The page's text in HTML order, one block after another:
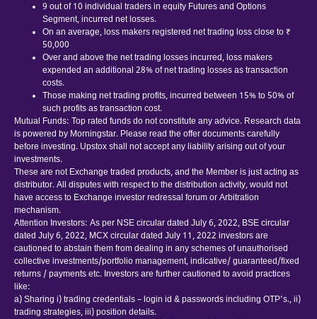
9 out of 10 individual traders in equity Futures and Options
Segment, incurred net losses.
On an average, loss makers registered net trading loss close to ₹
50,000
Over and above the net trading losses incurred, loss makers
expended an additional 28% of net trading losses as transaction
costs.
Those making net trading profits, incurred between 15% to 50% of
such profits as transaction cost.
Mutual Funds: Top rated funds do not constitute any advice. Research data
is powered by Morningstar. Please read the offer documents carefully
before investing. Upstox shall not accept any liability arising out of your
investments.
These are not Exchange traded products, and the Member is just acting as
distributor. All disputes with respect to the distribution activity, would not
have access to Exchange investor redressal forum or Arbitration
mechanism.
Attention Investors: As per NSE circular dated July 6, 2022, BSE circular
dated July 6, 2022, MCX circular dated July 11, 2022 investors are
cautioned to abstain them from dealing in any schemes of unauthorised
collective investments/portfolio management, indicative/ guaranteed/fixed
returns / payments etc. Investors are further cautioned to avoid practices
like:
a) Sharing i) trading credentials – login id & passwords including OTP’s., ii)
trading strategies, iii) position details.